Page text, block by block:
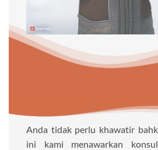
Anda tidak perlu khawatir
ini kami menawarkan